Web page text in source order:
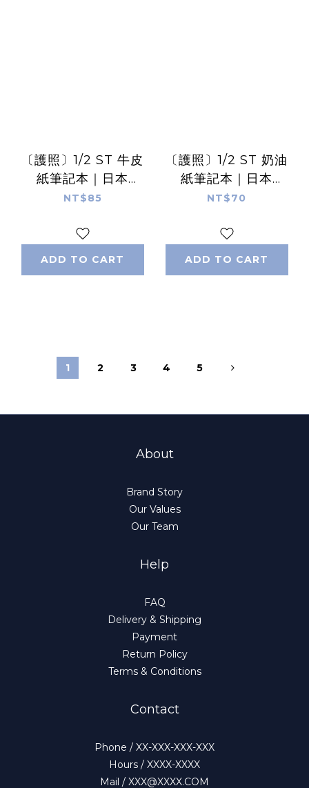
〔護照〕1/2 ST 牛皮
紙筆記本｜日本
Traveler’s
NT$85
ADD TO CART
〔護照〕1/2 ST 奶油
紙筆記本｜日本
Traveler’s
NT$70
ADD TO CART
1 2 3 4 5
About
Brand Story
Our Values
Our Team
Help
FAQ
Delivery & Shipping
Payment
Return Policy
Terms & Conditions
Contact
Phone / XX-XXX-XXX-XXX
Hours / XXXX-XXXX
Mail / XXX@XXXX.COM